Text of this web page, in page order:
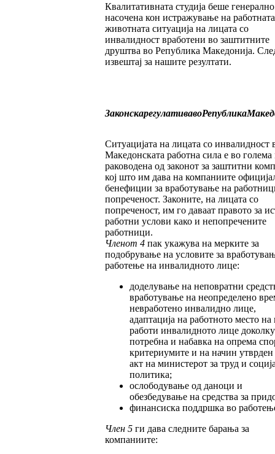
Квалитативната студија беше генерално
насочена кон истражување на
животната ситуација на лицата со
инвалидност вработени во заштитните
друштва во Република Македонија.
извештај за нашите резултати.
ЗаконскарегулативавоРепублика
Ситуацијата на лицата со инвалидност
Македонската работна сила е во голема
раководена од законот за заштитни
кој што им дава на компаниите
бенефиции за вработување на
попреченост. Законите, на лицата со
попреченост, им го даваат правото за
работни услови како и непопречените
работници.
Членот 4 пак укажува на мерките за
подобрување на условите за
работење на инвалидното лице:
доделување на неповратни
вработување на неопределено
невработено инвалидно лице,
адаптација на работното место на
работи инвалидното лице доколку
потребна и набавка на опрема
критериумите и на начин утврден
акт на министерот за труд и
политика;
ослободување од даноци и
обезбедување на средства за
финансиска поддршка во
Член 5ги дава следните барања за
компаниите: